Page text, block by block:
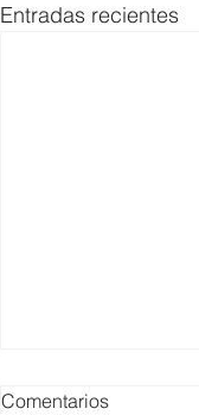
Entradas recientes
Comentarios